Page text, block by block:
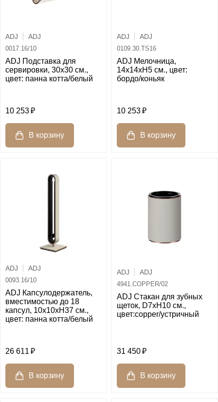
ADJ ADJ
0017.16/10
ADJ Подставка для
сервировки, 30x30 см.,
цвет: панна котта/белый
10 253
ADJ ADJ
0109.30.TS16
ADJ Мелочница,
14x14xH5 см., цвет:
бордо/коньяк
10 253
ADJ ADJ
0093.16/10
ADJ Капсулодержатель,
вместимостью до 18
капсул, 10x10xH37 см.,
цвет: панна котта/белый
26 611
ADJ ADJ
4941.COPPER/02
ADJ Стакан для зубных
щеток, D7xH10 см.,
цвет:copper/устричный
31 450